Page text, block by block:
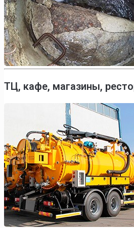
ТЦ, кафе, магазины,